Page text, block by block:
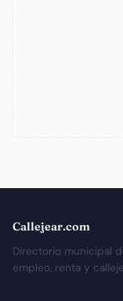
Callejear.com
Directorio municipal
empleo, renta y